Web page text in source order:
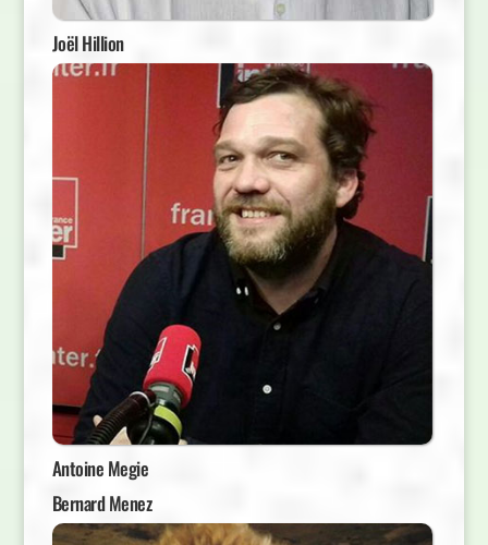
Joël Hillion
Antoine Megie
Bernard Menez